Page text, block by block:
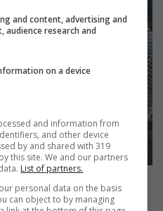
and content, advertising and
audience research and
on a device
and information from
and other device
by and shared with 319
this site. We and our partners
List of partners.
personal data on the basis
can object to by managing